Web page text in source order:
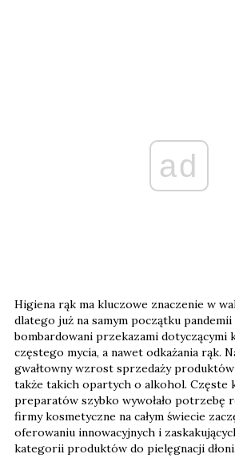
ad
Higiena rąk ma kluczowe znaczenie w
dlatego już na samym początku
bombardowani przekazami dotyczącymi
częstego mycia, a nawet odkażania rąk.
gwałtowny wzrost sprzedaży
także takich opartych o alkohol. Częste
preparatów szybko wywołało potrzebę
firmy kosmetyczne na całym świecie
oferowaniu innowacyjnych i
kategorii produktów do pielęgnacji dłoni.